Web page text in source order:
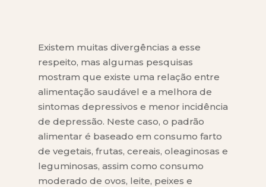
Existem muitas divergências a esse
respeito, mas algumas pesquisas
mostram que existe uma relação entre
alimentação saudável e a melhora de
sintomas depressivos e menor incidência
de depressão. Neste caso, o padrão
alimentar é baseado em consumo farto
de vegetais, frutas, cereais, oleaginosas e
leguminosas, assim como consumo
moderado de ovos, leite, peixes e